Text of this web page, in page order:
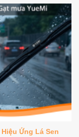
Ứng Lá Sen